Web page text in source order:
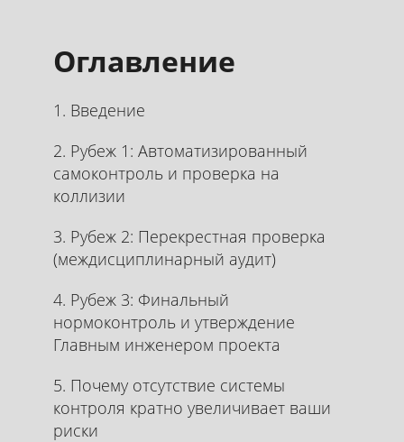
Оглавление
1. Введение
2. Рубеж 1: Автоматизированный
самоконтроль и проверка на
коллизии
3. Рубеж 2: Перекрестная проверка
(междисциплинарный аудит)
4. Рубеж 3: Финальный
нормоконтроль и утверждение
Главным инженером проекта
5. Почему отсутствие системы
контроля кратно увеличивает ваши
риски